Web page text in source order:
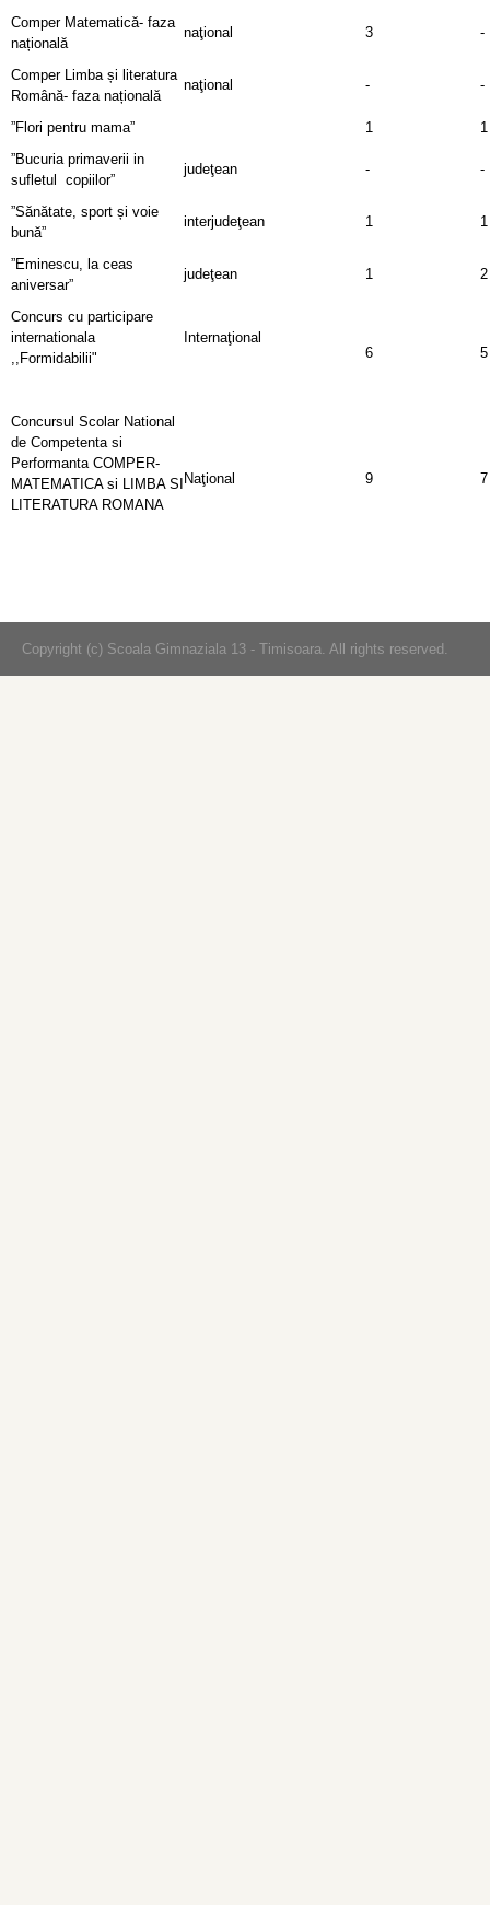
Comper Matematică- faza
națională
naţional 3 -
Comper Limba și literatura
Română- faza națională
naţional - -
”Flori pentru mama” 1
1
”Bucuria primaverii in
sufletul copiilor”
judeţean - -
”Sănătate, sport și voie
bună”
interjudeţean 1 1
”Eminescu, la ceas
aniversar”
judeţean 1 2
Concurs cu participare
internationala
,,Formidabilii"
Internaţional
6
5
Concursul Scolar National
de Competenta si
Performanta COMPER-
MATEMATICA si LIMBA SI
LITERATURA ROMANA
Naţional 9 7
Copyright (c) Scoala Gimnaziala 13 - Timisoara. All rights reserved.